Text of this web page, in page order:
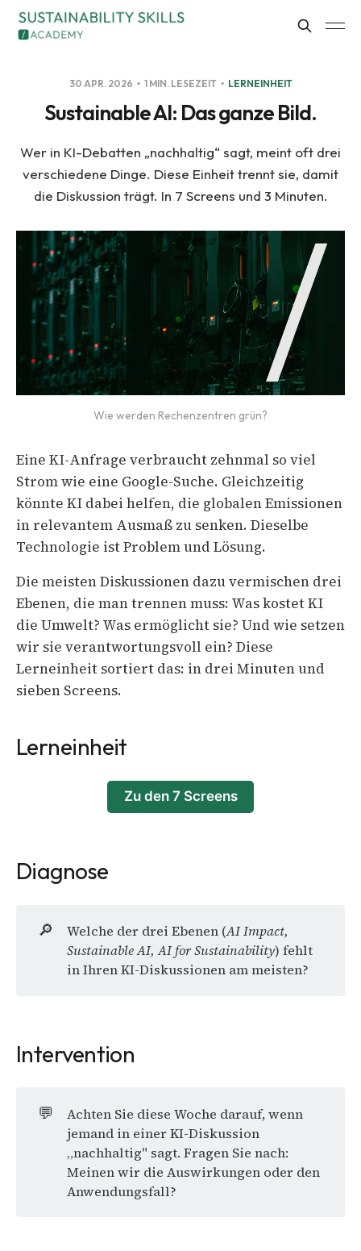
30 APR. 2026 1 MIN. LESEZEIT LERNEINHEIT
Sustainable AI: Das ganze Bild.
Wer in KI-Debatten „nachhaltig“ sagt, meint oft drei
verschiedene Dinge. Diese Einheit trennt sie, damit
die Diskussion trägt. In 7 Screens und 3 Minuten.
Wie werden Rechenzentren grün?
Eine KI-Anfrage verbraucht zehnmal so viel
Strom wie eine Google-Suche. Gleichzeitig
könnte KI dabei helfen, die globalen Emissionen
in relevantem Ausmaß zu senken. Dieselbe
Technologie ist Problem und Lösung.
Die meisten Diskussionen dazu vermischen drei
Ebenen, die man trennen muss: Was kostet KI
die Umwelt? Was ermöglicht sie? Und wie setzen
wir sie verantwortungsvoll ein? Diese
Lerneinheit sortiert das: in drei Minuten und
sieben Screens.
Lerneinheit
Zu den 7 Screens
Diagnose
🔎 Welche der drei Ebenen (AI Impact,
Sustainable AI, AI for Sustainability) fehlt
in Ihren KI-Diskussionen am meisten?
Intervention
💬
Achten Sie diese Woche darauf, wenn
jemand in einer KI-Diskussion
„nachhaltig" sagt. Fragen Sie nach:
Meinen wir die Auswirkungen oder den
Anwendungsfall?